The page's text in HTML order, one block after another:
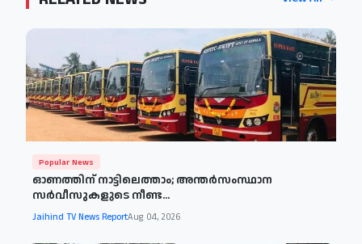
Popular News
ഓണത്തിന് നാട്ടിലെത്താം; അന്തർസംസ്ഥാന
സർവീസുകളുടെ നീണ്ട...
Jaihind TV News ReportAug 04, 2026